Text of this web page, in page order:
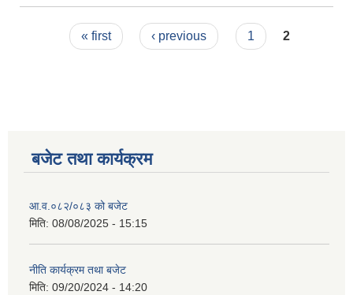
Pages« first ‹ previous 1 2
बजेट तथा कार्यक्रम
आ.व.०८२/०८३ को बजेट
मिति: 08/08/2025 - 15:15
नीति कार्यक्रम तथा बजेट
मिति: 09/20/2024 - 14:20